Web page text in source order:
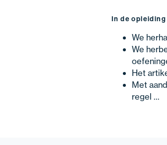
In de
We
We
Het
Met
regel ...